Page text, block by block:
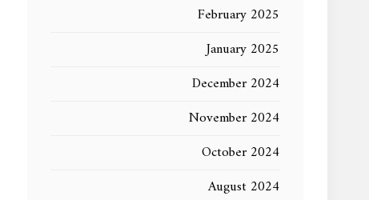
February 2025
January 2025
December 2024
November 2024
October 2024
August 2024